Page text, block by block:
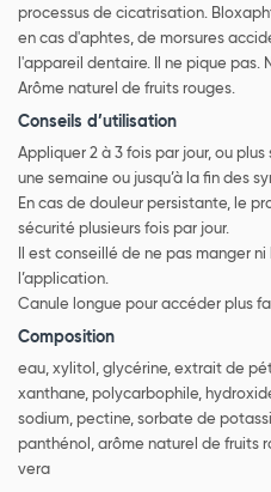
processus de cicatrisation.
en cas d'aphtes, de morsures
l'appareil dentaire. Il ne pique pas.
Arôme naturel de fruits rouges.
Conseils d’utilisation
Appliquer 2 à 3 fois par jour, ou
une semaine ou jusqu’à la fin des
En cas de douleur persistante, le
sécurité plusieurs fois par jour.
Il est conseillé de ne pas manger
l’application.
Canule longue pour accéder plus
Composition
eau, xylitol, glycérine, extrait de
xanthane, polycarbophile,
sodium, pectine, sorbate de
panthénol, arôme naturel de fruits
vera